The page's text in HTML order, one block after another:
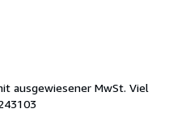
ausgewiesener MwSt. Viel